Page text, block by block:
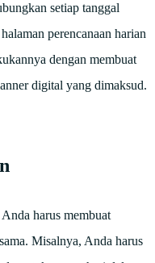
setiap tanggal
perencanaan harian
dengan membuat
digital yang dimaksud.
harus membuat
Misalnya, Anda harus